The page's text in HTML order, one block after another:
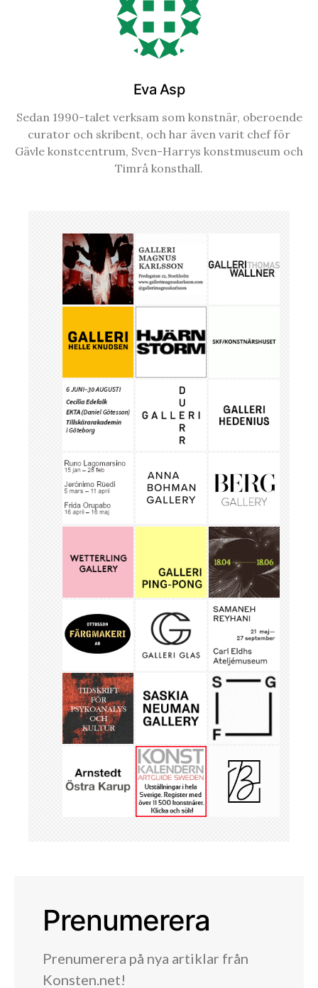
Eva Asp
Sedan 1990-talet verksam som konstnär, oberoende
curator och skribent, och har även varit chef för
Gävle konstcentrum, Sven-Harrys konstmuseum och
Timrå konsthall.
Prenumerera
Prenumerera på nya artiklar från
Konsten.net!